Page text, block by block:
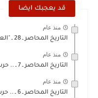
قد يعجبك ايضا
منذ عام
التاريخ المحاصر ـ 28 ـ "العهد الجديد" .. كتابة التاريخ...
منذ عام
التاريخ المحاصر ـ 7 ـ .. حرب التحرير تطرد ليوطي...
منذ عام
التاريخ المحاصر ـ 6 ـ .. حرب التحرير الريفية 1921...